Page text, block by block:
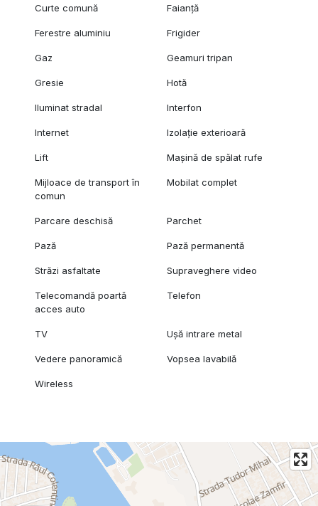
Curte comună Faianță
Ferestre aluminiu Frigider
Gaz Geamuri tripan
Gresie Hotă
Iluminat stradal Interfon
Internet Izolație exterioară
Lift Mașină de spălat rufe
Mijloace de transport în
comun
Mobilat complet
Parcare deschisă Parchet
Pază Pază permanentă
Străzi asfaltate Supraveghere video
Telecomandă poartă
acces auto
Telefon
TV Ușă intrare metal
Vedere panoramică Vopsea lavabilă
Wireless